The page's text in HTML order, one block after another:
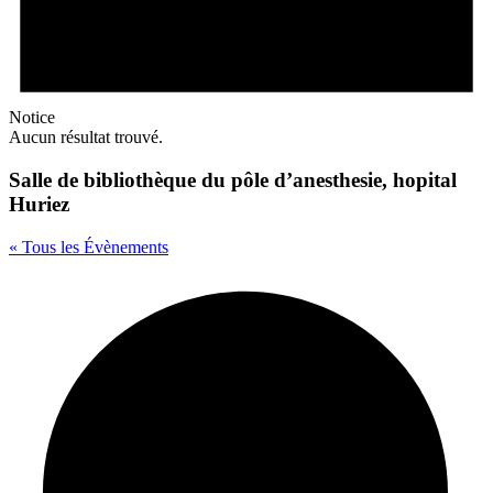
Notice
Aucun résultat trouvé.
Salle de bibliothèque du pôle d’anesthesie, hopital
Huriez
« Tous les Évènements